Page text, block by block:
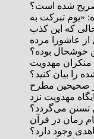
شده است؟
«یوم تبرکت به
حالی که این کذب
عاشورا مرده
خوشحال بوده؟
رد منکران مهدویت
را بیان کنید؟
در صحیحین مطرح
مهدویت نزد
تسنن می‌گردد؟
امام زمان در قرآن
وجود دارد؟